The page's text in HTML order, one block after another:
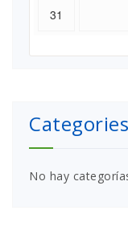
31
Categories
No hay